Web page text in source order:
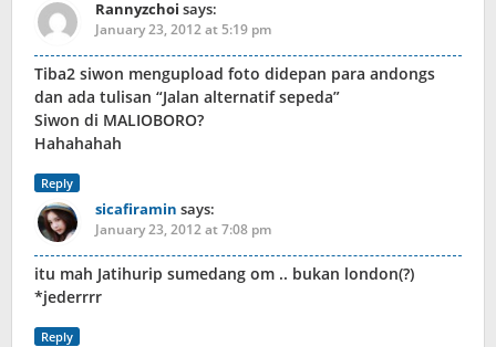
Rannyzchoi says:
January 23, 2012 at 5:19 pm
Tiba2 siwon mengupload foto didepan para andongs
dan ada tulisan “Jalan alternatif sepeda”
Siwon di MALIOBORO?
Hahahahah
Reply
sicafiramin says:
January 23, 2012 at 7:08 pm
itu mah Jatihurip sumedang om .. bukan london(?)
*jederrrr
Reply